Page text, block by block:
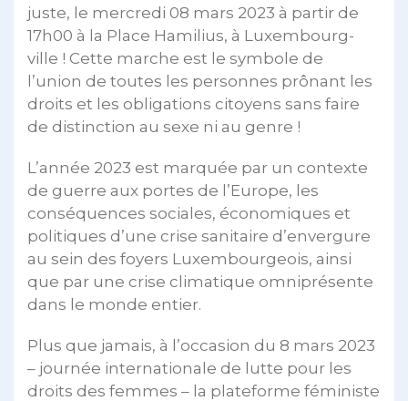
juste, le mercredi 08 mars 2023 à partir de
17h00 à la Place Hamilius, à Luxembourg-
ville ! Cette marche est le symbole de
l’union de toutes les personnes prônant les
droits et les obligations citoyens sans faire
de distinction au sexe ni au genre !
L’année 2023 est marquée par un contexte
de guerre aux portes de l’Europe, les
conséquences sociales, économiques et
politiques d’une crise sanitaire d’envergure
au sein des foyers Luxembourgeois, ainsi
que par une crise climatique omniprésente
dans le monde entier.
Plus que jamais, à l’occasion du 8 mars 2023
– journée internationale de lutte pour les
droits des femmes – la plateforme féministe